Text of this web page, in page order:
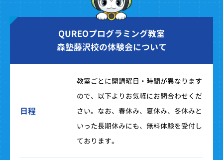
QUREOプログラミング教室
森塾藤沢校の体験会について
日程
教室ごとに開講曜日・時間が異なります
ので、以下よりお気軽にお問合わせくだ
さい。なお、春休み、夏休み、冬休みと
いった長期休みにも、無料体験を受付し
ております。